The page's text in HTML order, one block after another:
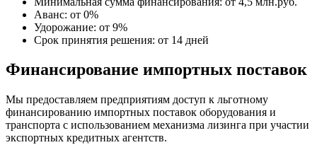
Аванс: от 0%
Удорожание: от 9%
Срок принятия решения: от 14 дней
Финансирование импортных поставок
Мы предоставляем предприятиям доступ к льготному
финансированию импортных поставок оборудования и
транспорта с использованием механизма лизинга при участии
экспортных кредитных агентств.